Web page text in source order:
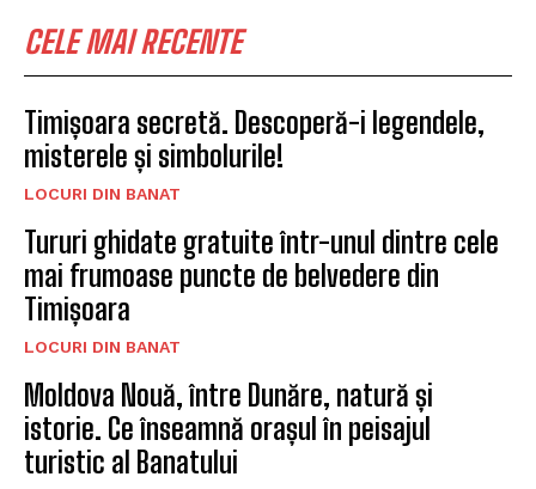
CELE MAI RECENTE
Timișoara secretă. Descoperă-i legendele,
misterele și simbolurile!
LOCURI DIN BANAT
Tururi ghidate gratuite într-unul dintre cele
mai frumoase puncte de belvedere din
Timișoara
LOCURI DIN BANAT
Moldova Nouă, între Dunăre, natură și
istorie. Ce înseamnă orașul în peisajul
turistic al Banatului